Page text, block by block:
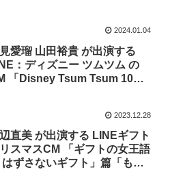
2024.01.04
愛瑠 山田裕貴 が出演する
：ディズニー ツムツム の
「Disney Tsum Tsum 10周
2023.12.28
直美 が出演する LINEギフト
スマスCM 「ギフトの女王語
はずさないギフト」篇「もら